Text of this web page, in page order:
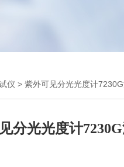
仪 > 紫外可见分光光度计
分光光度计